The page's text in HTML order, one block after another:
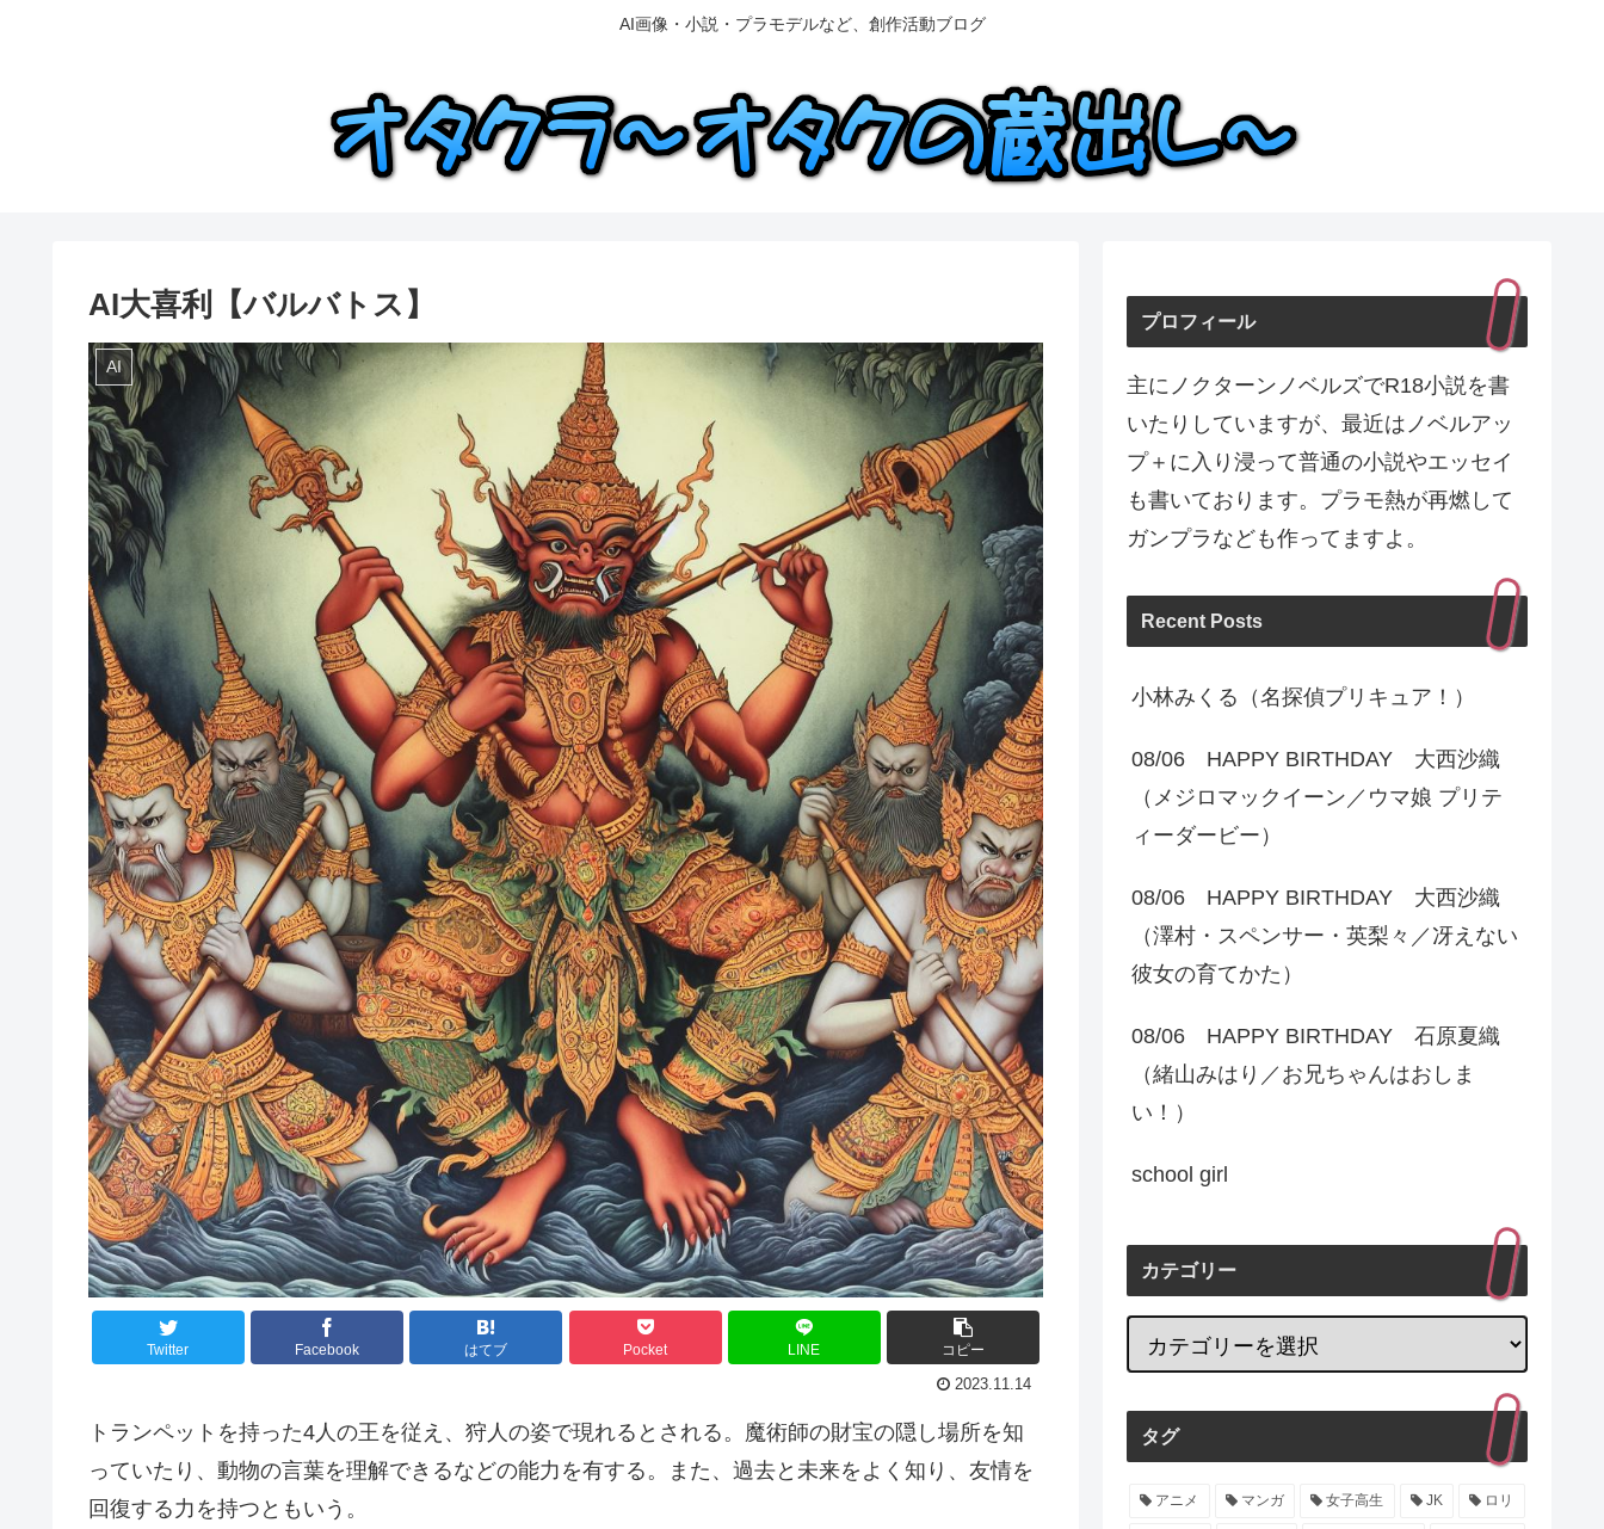
AI画像・小説・プラモデルなど、創作活動ブログ
AI大喜利【バルバトス】
AI
Twitter Facebook はてブ Pocket LINE コピー
2023.11.14
トランペットを持った4人の王を従え、狩人の姿で現れるとされる。魔術師の財宝の隠し場所を知
っていたり、動物の言葉を理解できるなどの能力を有する。また、過去と未来をよく知り、友情を
回復する力を持つともいう。
プロフィール
主にノクターンノベルズでR18小説を書
いたりしていますが、最近はノベルアッ
プ＋に入り浸って普通の小説やエッセイ
も書いております。プラモ熱が再燃して
ガンプラなども作ってますよ。
Recent Posts
小林みくる（名探偵プリキュア！）
08/06 HAPPY BIRTHDAY 大西沙織
（メジロマックイーン／ウマ娘 プリテ
ィーダービー）
08/06 HAPPY BIRTHDAY 大西沙織
（澤村・スペンサー・英梨々／冴えない
彼女の育てかた）
08/06 HAPPY BIRTHDAY 石原夏織
（緒山みはり／お兄ちゃんはおしま
い！）
school girl
カテゴリー
タグ
アニメ マンガ 女子高生 JK ロリ